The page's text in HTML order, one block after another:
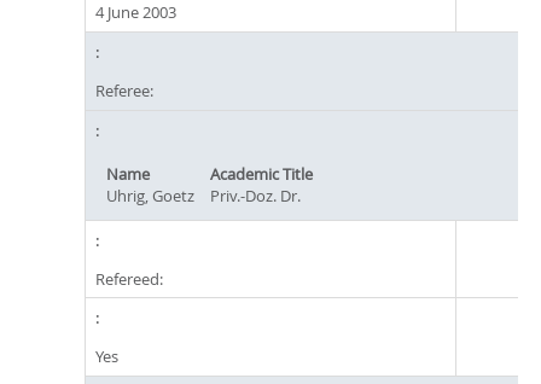
4 June 2003
Referee:
Name
Academic Title
Uhrig, Goetz
Priv.-Doz. Dr.
Refereed:
Yes